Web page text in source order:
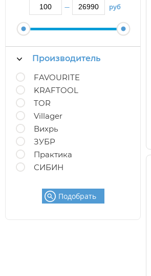
— руб
Производитель
FAVOURITE
KRAFTOOL
TOR
Villager
Вихрь
ЗУБР
Практика
СИБИН
Подобрать